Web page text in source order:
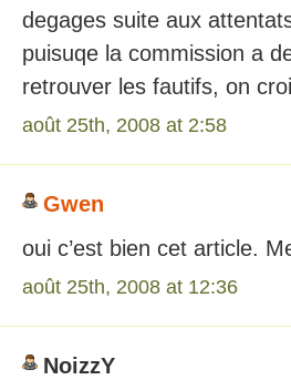
degages suite aux
puisuqe la commission a
retrouver les fautifs, on
août 25th, 2008 at 2:58
Gwen
oui c’est bien cet article.
août 25th, 2008 at 12:36
NoizzY